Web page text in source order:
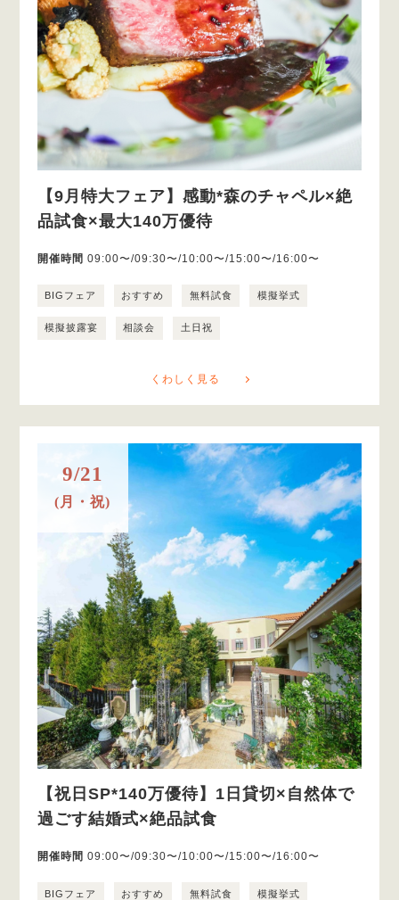
【9月特大フェア】感動*森のチャペル×絶
品試食×最大140万優待
開催時間 09:00〜/09:30〜/10:00〜/15:00〜/16:00〜
BIGフェア おすすめ 無料試食 模擬挙式
模擬披露宴 相談会 土日祝
くわしく見る
9/21
(月・祝)
【祝日SP*140万優待】1日貸切×自然体で
過ごす結婚式×絶品試食
開催時間 09:00〜/09:30〜/10:00〜/15:00〜/16:00〜
BIGフェア おすすめ 無料試食 模擬挙式